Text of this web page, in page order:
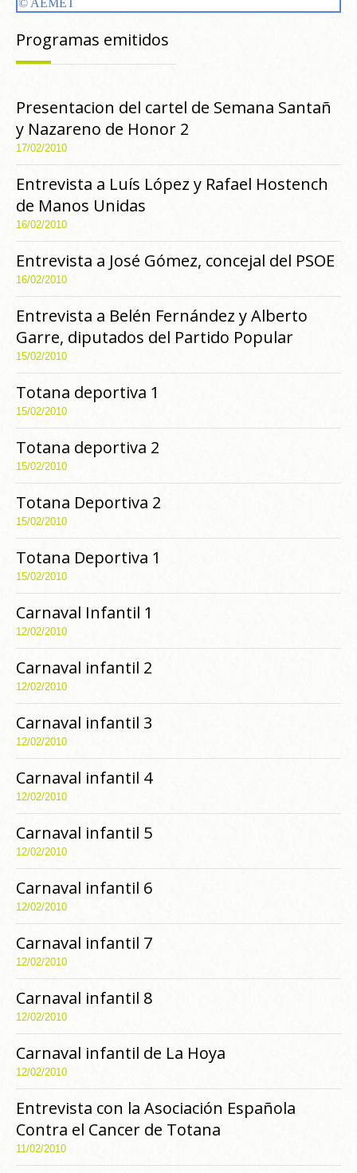
Programas emitidos
Presentacion del cartel de Semana Santañ
y Nazareno de Honor 2
17/02/2010
Entrevista a Luís López y Rafael Hostench
de Manos Unidas
16/02/2010
Entrevista a José Gómez, concejal del PSOE
16/02/2010
Entrevista a Belén Fernández y Alberto
Garre, diputados del Partido Popular
15/02/2010
Totana deportiva 1
15/02/2010
Totana deportiva 2
15/02/2010
Totana Deportiva 2
15/02/2010
Totana Deportiva 1
15/02/2010
Carnaval Infantil 1
12/02/2010
Carnaval infantil 2
12/02/2010
Carnaval infantil 3
12/02/2010
Carnaval infantil 4
12/02/2010
Carnaval infantil 5
12/02/2010
Carnaval infantil 6
12/02/2010
Carnaval infantil 7
12/02/2010
Carnaval infantil 8
12/02/2010
Carnaval infantil de La Hoya
12/02/2010
Entrevista con la Asociación Española
Contra el Cancer de Totana
11/02/2010